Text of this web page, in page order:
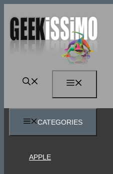
contenuto
CATEGORIES
APPLE